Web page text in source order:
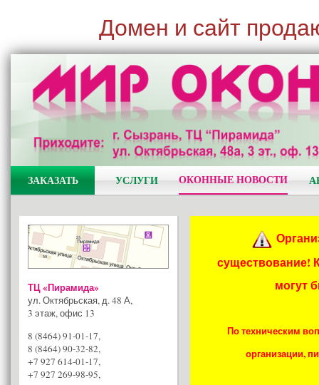
Домен и сайт
ЗАКАЗАТЬ УСЛУГИ ОКОННЫЕ НОВОСТИ
ТЦ «Пирамида»
ул. Октябрьская, д. 48 А,
3 этаж, офис 13
8 (8464) 91-01-17,
8 (8464) 90-32-82,
+7 927 614-01-17,
+7 927 269-98-95,
существование!
могут
По техническим
организации,